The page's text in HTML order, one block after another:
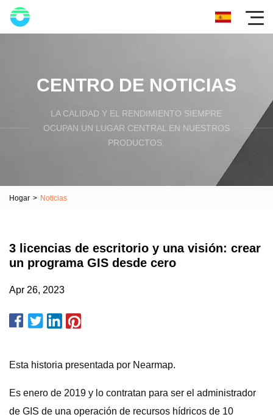
CENTRO DE NOTICIAS
LA CALIDAD Y EL RENDIMIENTO SIEMPRE
OCUPAN UN LUGAR CENTRAL EN NUESTROS
PRODUCTOS.
Hogar > Noticias
3 licencias de escritorio y una visión: crear
un programa GIS desde cero
Apr 26, 2023
Esta historia presentada por Nearmap.
Es enero de 2019 y lo contratan para ser el administrador
de GIS de una operación de recursos hídricos de 10